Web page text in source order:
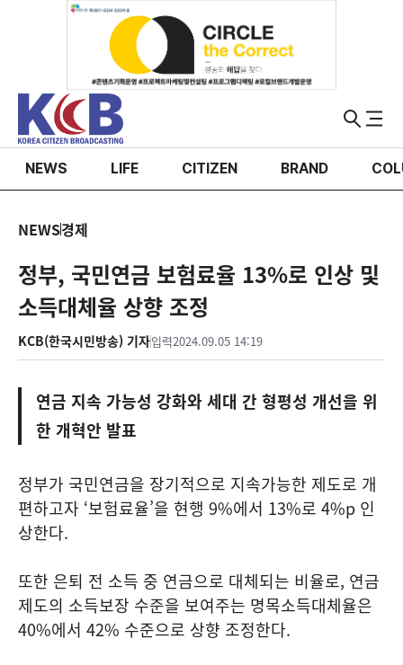
NEWS LIFE CITIZEN BRAND
NEWS경제
정부, 국민연금 보험료율 13%로 인상 및
소득대체율 상향 조정
KCB(한국시민방송) 기자입력2024.09.05 14:19
연금 지속 가능성 강화와 세대 간 형평성 개선을 위
한 개혁안 발표
정부가 국민연금을 장기적으로 지속가능한 제도로 개
편하고자 ‘보험료율’을 현행 9%에서 13%로 4%p 인
상한다.
또한 은퇴 전 소득 중 연금으로 대체되는 비율로, 연금
제도의 소득보장 수준을 보여주는 명목소득대체율은
40%에서 42% 수준으로 상향 조정한다.